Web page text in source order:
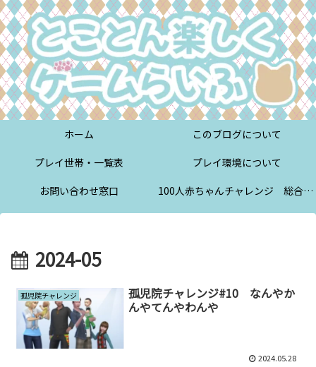
ホーム
このブログについて
プレイ世帯・一覧表
プレイ環境について
お問い合わせ窓口
100人赤ちゃんチャレンジ 総合案内
2024-05
孤児院チャレンジ
孤児院チャレンジ#10 なんやか
んやてんやわんや
2024.05.28